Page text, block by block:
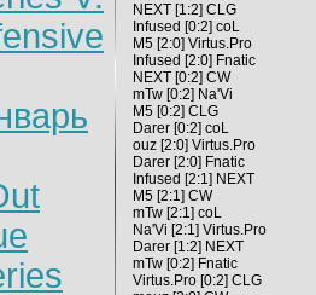
NEXT [1:2] CLG
Infused [0:2] coL
M5 [2:0] Virtus.Pro
Infused [2:0] Fnatic
NEXT [0:2] CW
mTw [0:2] Na'Vi
M5 [0:2] CLG
Darer [0:2] coL
ouz [2:0] Virtus.Pro
Darer [2:0] Fnatic
Infused [2:1] NEXT
M5 [2:1] CW
mTw [2:1] coL
Na'Vi [2:1] Virtus.Pro
Darer [1:2] NEXT
mTw [0:2] Fnatic
Virtus.Pro [0:2] CLG